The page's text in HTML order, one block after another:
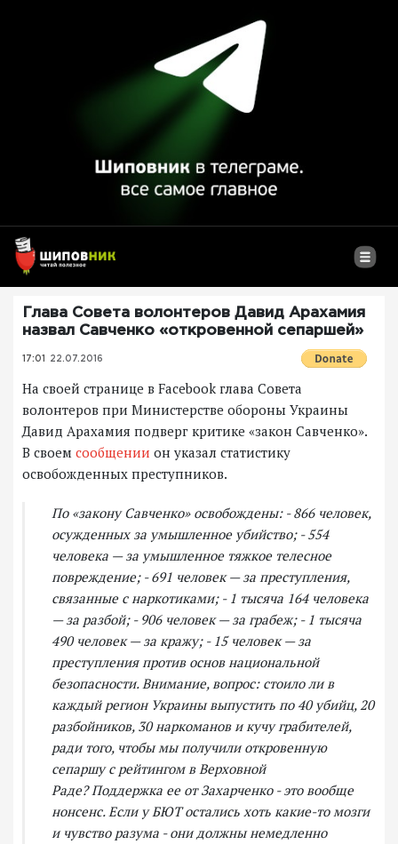
Глава Совета волонтеров Давид Арахамия
назвал Савченко «откровенной сепаршей»
17:01 22.07.2016
На своей странице в Facebook глава Совета
волонтеров при Министерстве обороны Украины
Давид Арахамия подверг критике «закон Савченко».
В своем сообщении он указал статистику
освобожденных преступников.
По «закону Савченко» освобождены: - 866 человек,
осужденных за умышленное убийство; - 554
человека — за умышленное тяжкое телесное
повреждение; - 691 человек — за преступления,
связанные с наркотиками; - 1 тысяча 164 человека
— за разбой; - 906 человек — за грабеж; - 1 тысяча
490 человек — за кражу; - 15 человек — за
преступления против основ национальной
безопасности. Внимание, вопрос: стоило ли в
каждый регион Украины выпустить по 40 убийц, 20
разбойников, 30 наркоманов и кучу грабителей,
ради того, чтобы мы получили откровенную
сепаршу с рейтингом в Верховной
Раде? Поддержка ее от Захарченко - это вообще
нонсенс. Если у БЮТ остались хоть какие-то мозги
и чувство разума - они должны немедленно